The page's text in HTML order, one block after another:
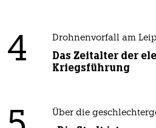
4 Drohnenvorfall am
Das Zeitalter der
Kriegsführung
Über die